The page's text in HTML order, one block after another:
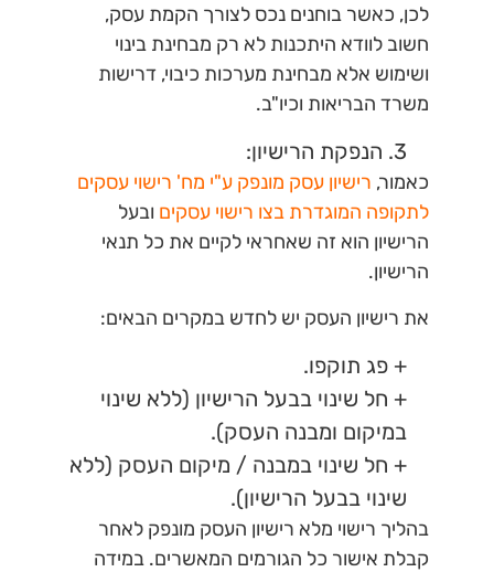
לכן, כאשר בוחנים נכס לצורך הקמת עסק,
חשוב לוודא היתכנות לא רק מבחינת בינוי
ושימוש אלא מבחינת מערכות כיבוי, דרישות
משרד הבריאות וכיו"ב.
3. הנפקת הרישיון:
כאמור, רישיון עסק מונפק ע"י מח' רישוי עסקים
לתקופה המוגדרת בצו רישוי עסקים ובעל
הרישיון הוא זה שאחראי לקיים את כל תנאי
הרישיון.
את רישיון העסק יש לחדש במקרים הבאים:
+ פג תוקפו.
+ חל שינוי בבעל הרישיון (ללא שינוי
במיקום ומבנה העסק).
+ חל שינוי במבנה / מיקום העסק (ללא
שינוי בבעל הרישיון).
בהליך רישוי מלא רישיון העסק מונפק לאחר
קבלת אישור כל הגורמים המאשרים. במידה